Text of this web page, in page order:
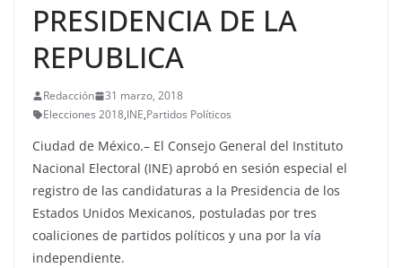
PRESIDENCIA DE LA
REPUBLICA
Redacción
31 marzo, 2018
Elecciones 2018,INE,Partidos Políticos
Ciudad de México.– El Consejo General del Instituto
Nacional Electoral (INE) aprobó en sesión especial el
registro de las candidaturas a la Presidencia de los
Estados Unidos Mexicanos, postuladas por tres
coaliciones de partidos políticos y una por la vía
independiente.